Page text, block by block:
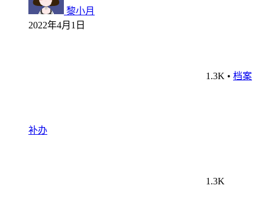
黎小月
2022年4月1日
1.3K • 档案
补办
1.3K